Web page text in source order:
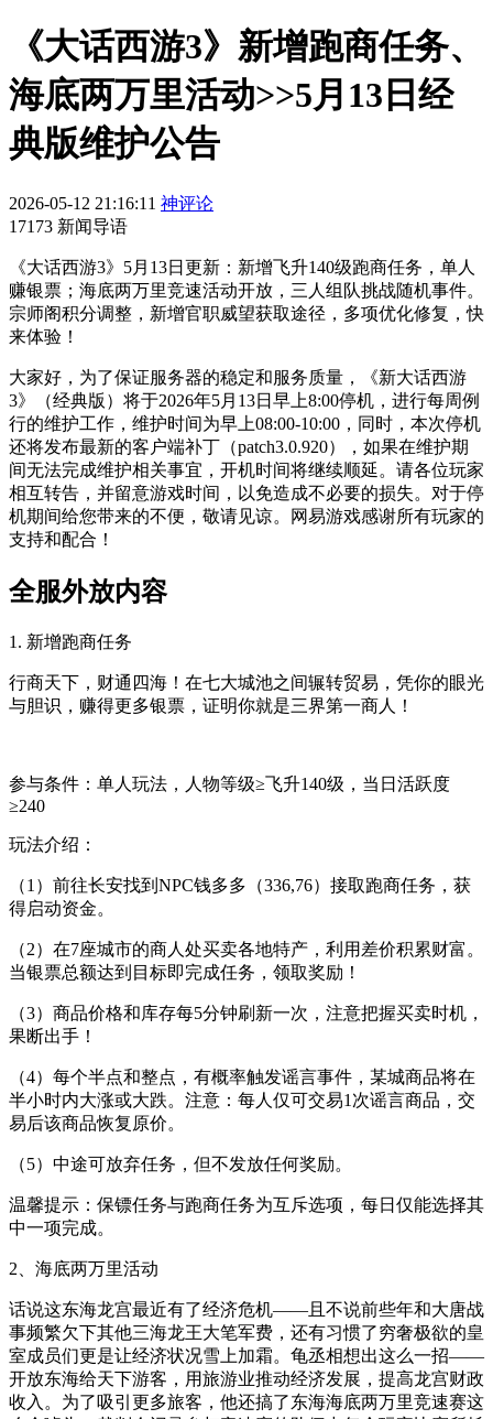
《大话西游3》新增跑商任务、
海底两万里活动>>5月13日经
典版维护公告
2026-05-12 21:16:11 神评论
17173 新闻导语
《大话西游3》5月13日更新：新增飞升140级跑商任务，单人
赚银票；海底两万里竞速活动开放，三人组队挑战随机事件。
宗师阁积分调整，新增官职威望获取途径，多项优化修复，快
来体验！
大家好，为了保证服务器的稳定和服务质量，《新大话西游
3》（经典版）将于2026年5月13日早上8:00停机，进行每周例
行的维护工作，维护时间为早上08:00-10:00，同时，本次停机
还将发布最新的客户端补丁（patch3.0.920），如果在维护期
间无法完成维护相关事宜，开机时间将继续顺延。请各位玩家
相互转告，并留意游戏时间，以免造成不必要的损失。对于停
机期间给您带来的不便，敬请见谅。网易游戏感谢所有玩家的
支持和配合！
全服外放内容
1. 新增跑商任务
行商天下，财通四海！在七大城池之间辗转贸易，凭你的眼光
与胆识，赚得更多银票，证明你就是三界第一商人！
参与条件：单人玩法，人物等级≥飞升140级，当日活跃度
≥240
玩法介绍：
（1）前往长安找到NPC钱多多（336,76）接取跑商任务，获
得启动资金。
（2）在7座城市的商人处买卖各地特产，利用差价积累财富。
当银票总额达到目标即完成任务，领取奖励！
（3）商品价格和库存每5分钟刷新一次，注意把握买卖时机，
果断出手！
（4）每个半点和整点，有概率触发谣言事件，某城商品将在
半小时内大涨或大跌。注意：每人仅可交易1次谣言商品，交
易后该商品恢复原价。
（5）中途可放弃任务，但不发放任何奖励。
温馨提示：保镖任务与跑商任务为互斥选项，每日仅能选择其
中一项完成。
2、海底两万里活动
话说这东海龙宫最近有了经济危机——且不说前些年和大唐战
事频繁欠下其他三海龙王大笔军费，还有习惯了穷奢极欲的皇
室成员们更是让经济状况雪上加霜。龟丞相想出这么一招——
开放东海给天下游客，用旅游业推动经济发展，提高龙宫财政
收入。为了吸引更多旅客，他还搞了东海海底两万里竞速赛这